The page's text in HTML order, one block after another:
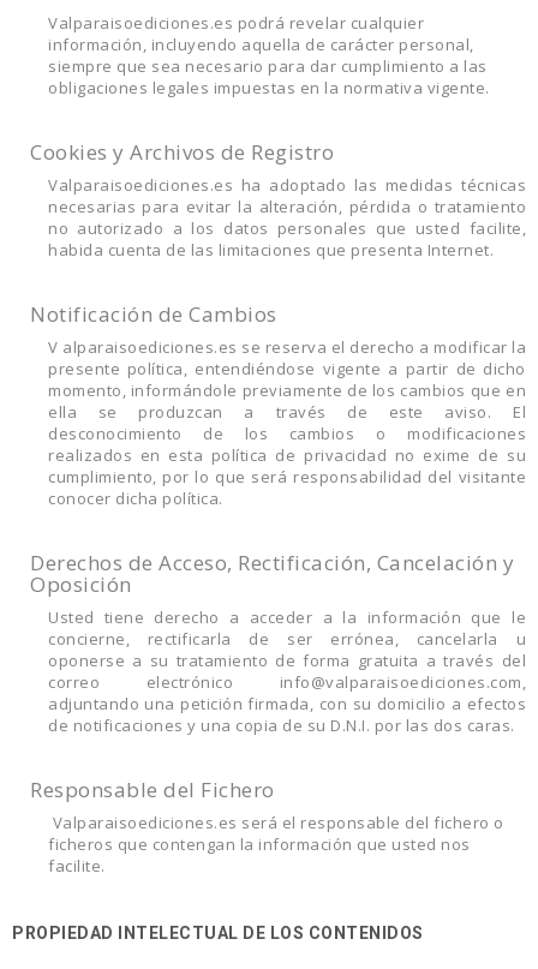
Valparaisoediciones.es podrá revelar cualquier
información, incluyendo aquella de carácter personal,
siempre que sea necesario para dar cumplimiento a las
obligaciones legales impuestas en la normativa vigente.
Cookies y Archivos de Registro
Valparaisoediciones.es ha adoptado las medidas técnicas
necesarias para evitar la alteración, pérdida o tratamiento
no autorizado a los datos personales que usted facilite,
habida cuenta de las limitaciones que presenta Internet.
Notificación de Cambios
V alparaisoediciones.es se reserva el derecho a modificar la
presente política, entendiéndose vigente a partir de dicho
momento, informándole previamente de los cambios que en
ella se produzcan a través de este aviso. El
desconocimiento de los cambios o modificaciones
realizados en esta política de privacidad no exime de su
cumplimiento, por lo que será responsabilidad del visitante
conocer dicha política.
Derechos de Acceso, Rectificación, Cancelación y
Oposición
Usted tiene derecho a acceder a la información que le
concierne, rectificarla de ser errónea, cancelarla u
oponerse a su tratamiento de forma gratuita a través del
correo electrónico info@valparaisoediciones.com,
adjuntando una petición firmada, con su domicilio a efectos
de notificaciones y una copia de su D.N.I. por las dos caras.
Responsable del Fichero
Valparaisoediciones.es será el responsable del fichero o
ficheros que contengan la información que usted nos
facilite.
PROPIEDAD INTELECTUAL DE LOS CONTENIDOS